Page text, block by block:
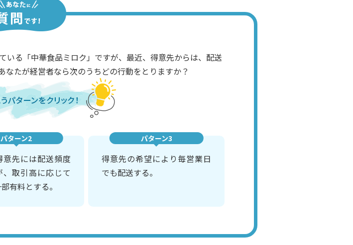
いる「中華食品ミロク」ですが、最近、得意先からは、配送
たが経営者なら次のうちどの行動をとりますか？
パターン2
意先には配送頻度
、取引高に応じて
有料とする。
パターン3
得意先の希望により毎営業日
でも配送する。